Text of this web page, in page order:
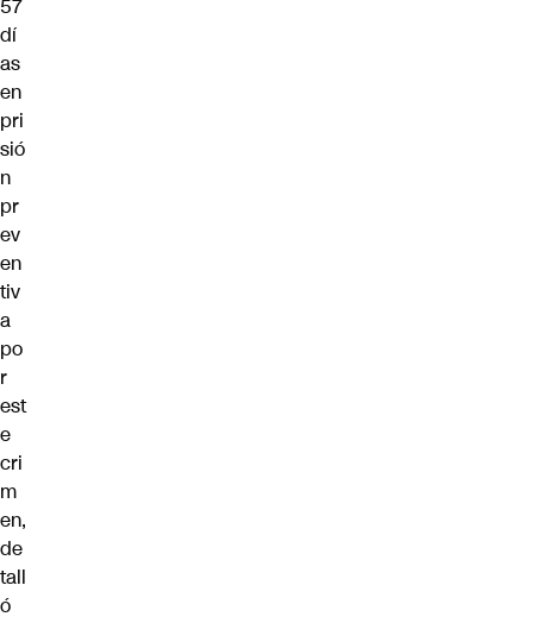
57
dí
as
en
pri
sió
n
pr
ev
en
tiv
a
po
r
est
e
cri
m
en,
de
tall
ó